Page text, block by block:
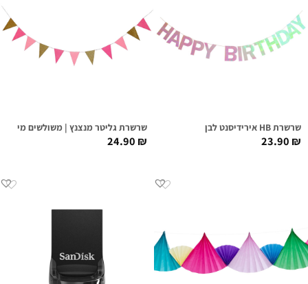
שרשרת HB אירידיסנט לבן
23.90₪
שרשרת גליטר מנצנץ | משולשים מיקס
24.90₪